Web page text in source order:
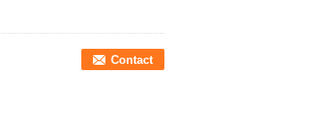
Contact